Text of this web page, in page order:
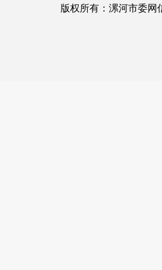
版权所有：漯河市委